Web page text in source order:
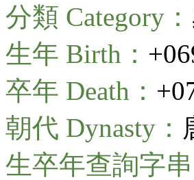
分類 Category：
生年 Birth：
卒年 Death：
朝代 Dynasty：
生卒年查詢字串